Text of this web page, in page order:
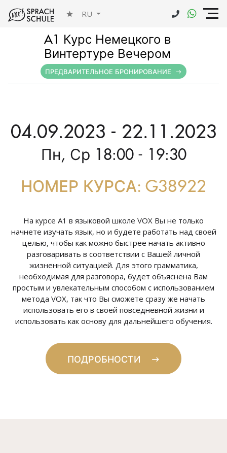
RU
A1 Курс Немецкого в
Винтертуре Вечером
ПРЕДВАРИТЕЛЬНОЕ БРОНИРОВАНИЕ
04.09.2023 - 22.11.2023
Пн, Ср 18:00 - 19:30
НОМЕР КУРСА: G38922
На курсе А1 в языковой школе VOX Вы не только
начнете изучать язык, но и будете работать над своей
целью, чтобы как можно быстрее начать активно
разговаривать в соответствии с Вашей личной
жизненной ситуацией. Для этого грамматика,
необходимая для разговора, будет объяснена Вам
простым и увлекательным способом с использованием
метода VOX, так что Вы сможете сразу же начать
использовать его в своей повседневной жизни и
использовать как основу для дальнейшего обучения.
ПОДРОБНОСТИ